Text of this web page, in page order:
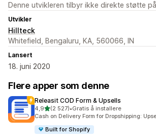
Denne utvikleren tilbyr ikke direkte støtte
Utvikler
Hillteck
Whitefield, Bengaluru, KA, 560066, IN
Lansert
18. juni 2020
Flere apper som denne
Releasit COD Form & Upsells
4,9av 5 stjerner
(2 527)
Totalt 2527 omtaler
•Gratis å installere
Cash on Delivery Form for Dropshipping:
Built for Shopify